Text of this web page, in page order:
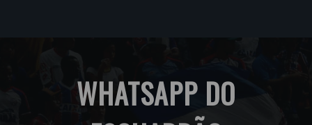
WHATSAPP DO